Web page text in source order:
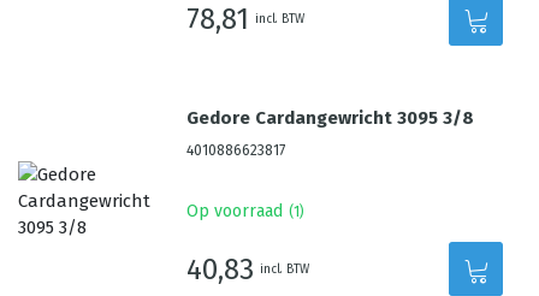
78,81 incl. BTW
Gedore Cardangewricht 3095 3/8
4010886623817
Op voorraad (1 )
40,83 incl. BTW